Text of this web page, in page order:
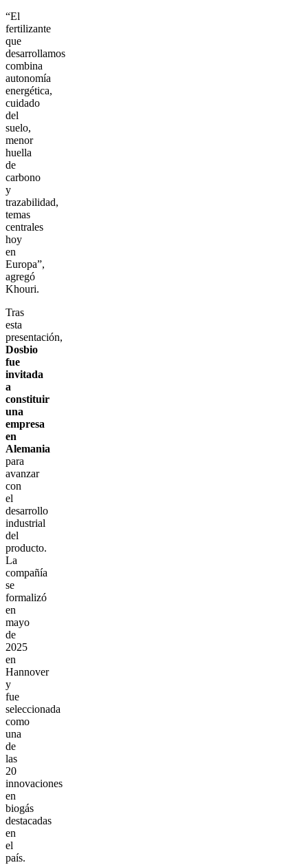
“El
fertilizante
que
desarrollamos
combina
autonomía
energética,
cuidado
del
suelo,
menor
huella
de
carbono
y
trazabilidad,
temas
centrales
hoy
en
Europa”,
agregó
Khouri.
Tras
esta
presentación,
Dosbio
fue
invitada
a
constituir
una
empresa
en
Alemania
para
avanzar
con
el
desarrollo
industrial
del
producto.
La
compañía
se
formalizó
en
mayo
de
2025
en
Hannover
y
fue
seleccionada
como
una
de
las
20
innovaciones
en
biogás
destacadas
en
el
país.